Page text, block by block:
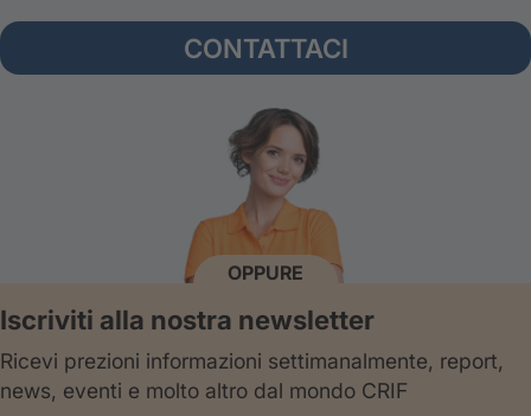
CONTATTACI
OPPURE
Iscriviti alla nostra newsletter
Ricevi prezioni informazioni settimanalmente, report,
news, eventi e molto altro dal mondo CRIF